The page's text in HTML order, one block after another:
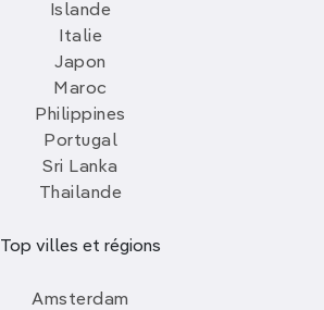
Islande
Italie
Japon
Maroc
Philippines
Portugal
Sri Lanka
Thailande
Top villes et régions
Amsterdam